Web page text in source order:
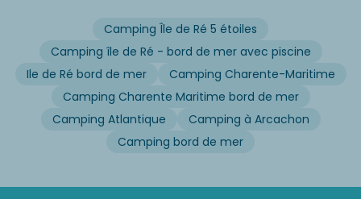
Camping Île de Ré 5 étoiles
Camping île de Ré - bord de mer avec piscine
Ile de Ré bord de mer
Camping Charente-Maritime
Camping Charente Maritime bord de mer
Camping Atlantique
Camping à Arcachon
Camping bord de mer